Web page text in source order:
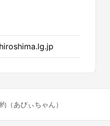
（あびぃちゃん）